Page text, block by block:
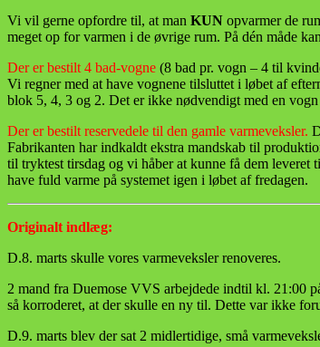
Vi vil gerne opfordre til, at man KUN opvarmer de
meget op for varmen i de øvrige rum. På dén måde
Der er bestilt 4 bad-vogne (8 bad pr. vogn – 4 til
Vi regner med at have vognene tilsluttet i løbet af
blok 5, 4, 3 og 2. Det er ikke nødvendigt med en
Der er bestilt reservedele til den gamle varmeveksler.
Fabrikanten har indkaldt ekstra mandskab til
til tryktest tirsdag og vi håber at kunne få dem leveret
have fuld varme på systemet igen i løbet af fredagen.
Originalt indlæg:
D.8. marts skulle vores varmeveksler renoveres.
2 mand fra Duemose VVS arbejdede indtil kl. 21:00
så korroderet, at der skulle en ny til. Dette var ikke
D.9. marts blev der sat 2 midlertidige, små